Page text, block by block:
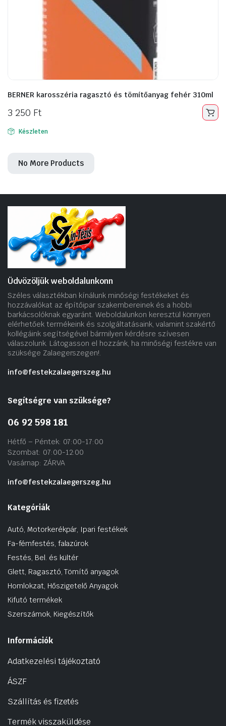
BERNER karosszéria ragasztó és tömítőanyag fehér 310ml
3 250 Ft
Készleten
No More Products
Üdvözöljük weboldalunkonn
Széles választékban kínálunk minőségi festékeket és
hozzávalókat az építőipar szakembereinek és a hobbi
barkácsolóknak egyaránt. Weboldalunkon keresztül könnyen
elérhetőek termékeink és szolgáltatásaink, valamint szakértő
kollégáink segítségével bármilyen kérdésre szívesen
válaszolunk. Látogasson el hozzánk, ha minőségi festékre van
szüksége Zalaegerszegen!.
info@festekzalaegerszeg.hu
Segítségre van szüksége?
06 92 598 181
Hétfő – Péntek: 07:00-17:00
Szombat: 07:00-12:00
Vasárnap: ZÁRVA
info@festekzalaegerszeg.hu
Kategóriák
Autó, Motorkerékpár, Ipari festékek
Fa-fémfestés, falazúrok
Festés, Bel. és kültér
Glett, Ragasztó, Tömítő anyagok
Homlokzat, Hőszigetelő Anyagok
Kifutó termékek
Szerszámok, Kiegészítők
Információk
Adatkezelési tájékoztató
ÁSZF
Szállítás és fizetés
Termék visszaküldése